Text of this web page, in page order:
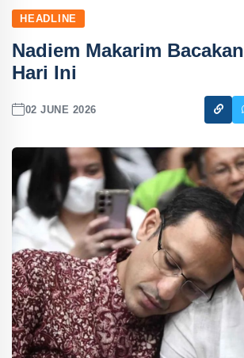
HEADLINE
Nadiem Makarim
Hari Ini
02 JUNE 2026